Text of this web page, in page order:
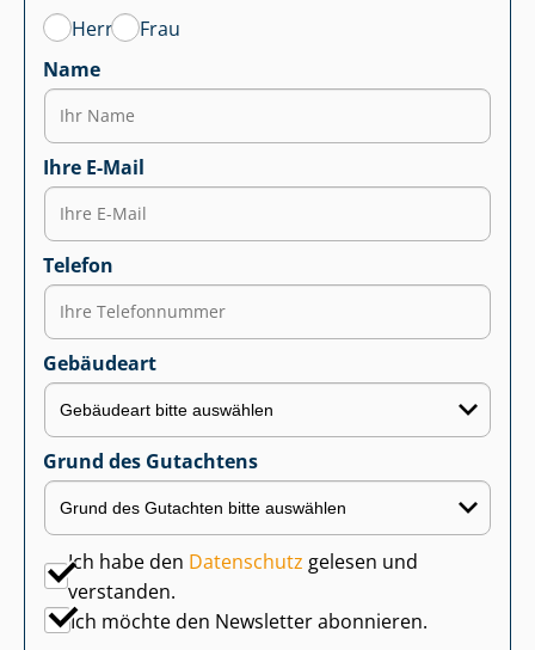
Herr
Frau
Name
Ihre E-Mail
Telefon
Gebäudeart
Grund des Gutachtens
Ich habe den Datenschutz gelesen und
verstanden.
Ich möchte den Newsletter abonnieren.